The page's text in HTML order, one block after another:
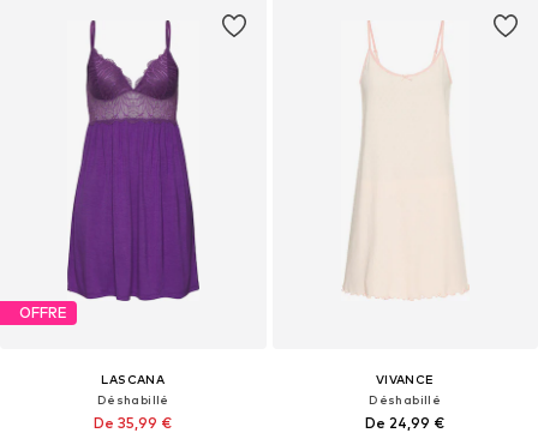
OFFRE
LASCANA
Déshabillé
De 35,99 €
VIVANCE
Déshabillé
De 24,99 €